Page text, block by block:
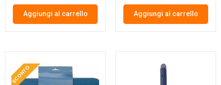
Aggiungi al carrello Aggiungi al carrello
SCONTO